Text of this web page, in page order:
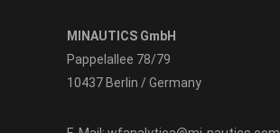
MINAUTICS GmbH
Pappelallee 78/79
10437 Berlin / Germany